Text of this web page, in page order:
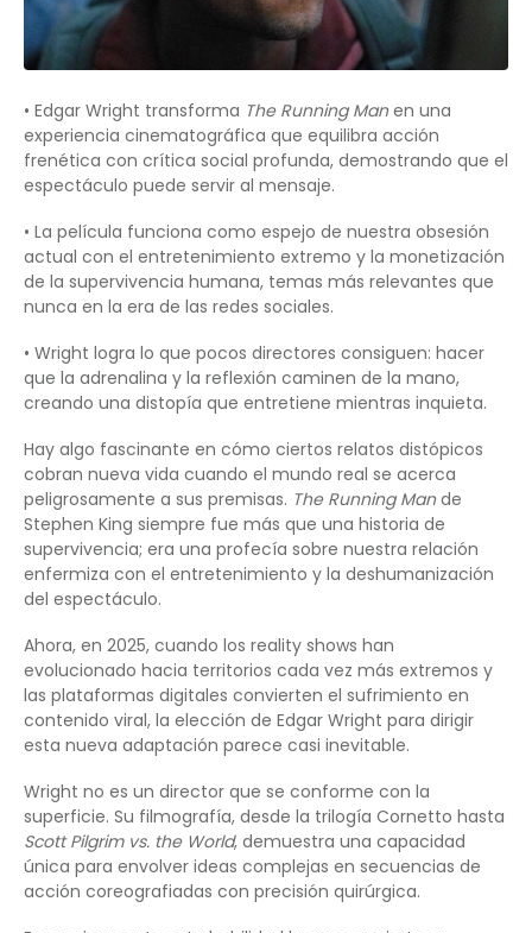
• Edgar Wright transforma The Running Manen una
experiencia cinematográfica que equilibra acción
frenética con crítica social profunda, demostrando que el
espectáculo puede servir al mensaje.
• La película funciona como espejo de nuestra obsesión
actual con el entretenimiento extremo y la monetización
de la supervivencia humana, temas más relevantes que
nunca en la era de las redes sociales.
• Wright logra lo que pocos directores consiguen: hacer
que la adrenalina y la reflexión caminen de la mano,
creando una distopía que entretiene mientras inquieta.
Hay algo fascinante en cómo ciertos relatos distópicos
cobran nueva vida cuando el mundo real se acerca
peligrosamente a sus premisas. The Running Mande
Stephen King siempre fue más que una historia de
supervivencia; era una profecía sobre nuestra relación
enfermiza con el entretenimiento y la deshumanización
del espectáculo.
Ahora, en 2025, cuando los reality shows han
evolucionado hacia territorios cada vez más extremos y
las plataformas digitales convierten el sufrimiento en
contenido viral, la elección de Edgar Wright para dirigir
esta nueva adaptación parece casi inevitable.
Wright no es un director que se conforme con la
superficie. Su filmografía, desde la trilogía Cornetto hasta
Scott Pilgrim vs. the World, demuestra una capacidad
única para envolver ideas complejas en secuencias de
acción coreografiadas con precisión quirúrgica.